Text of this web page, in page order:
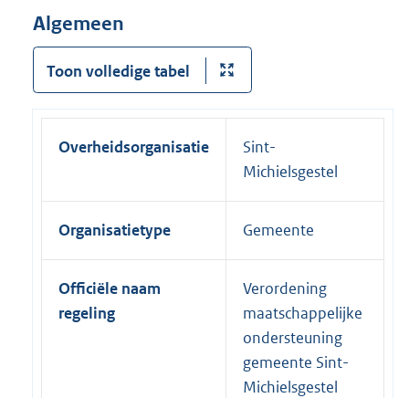
Algemeen
Toon volledige tabel
Overheidsorganisatie
Sint-
Michielsgestel
Organisatietype Gemeente
Officiële naam
regeling
Verordening
maatschappelijke
ondersteuning
gemeente Sint-
Michielsgestel